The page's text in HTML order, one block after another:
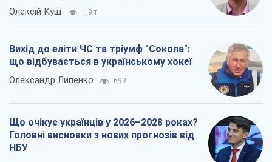
Олексій Кущ 1,9 т.
Вихід до еліти ЧС та тріумф "Сокола":
що відбувається в українському хокеї
Олександр Липенко 699
Що очікує українців у 2026–2028 роках?
Головні висновки з нових прогнозів від
НБУ